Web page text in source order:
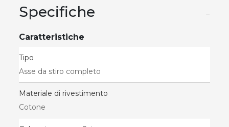
Specifiche −
Caratteristiche
Tipo
Asse da stiro completo
Materiale di rivestimento
Cotone